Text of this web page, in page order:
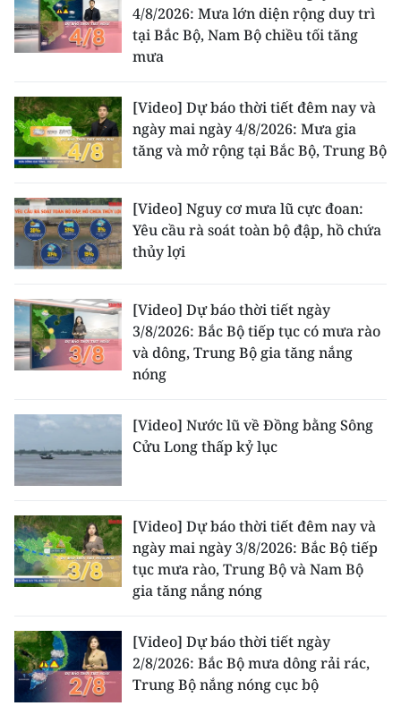
4/8/2026: Mưa lớn diện rộng duy trì
tại Bắc Bộ, Nam Bộ chiều tối tăng
mưa
[Video] Dự báo thời tiết đêm nay và
ngày mai ngày 4/8/2026: Mưa gia
tăng và mở rộng tại Bắc Bộ, Trung Bộ
[Video] Nguy cơ mưa lũ cực đoan:
Yêu cầu rà soát toàn bộ đập, hồ chứa
thủy lợi
[Video] Dự báo thời tiết ngày
3/8/2026: Bắc Bộ tiếp tục có mưa rào
và dông, Trung Bộ gia tăng nắng
nóng
[Video] Nước lũ về Đồng bằng Sông
Cửu Long thấp kỷ lục
[Video] Dự báo thời tiết đêm nay và
ngày mai ngày 3/8/2026: Bắc Bộ tiếp
tục mưa rào, Trung Bộ và Nam Bộ
gia tăng nắng nóng
[Video] Dự báo thời tiết ngày
2/8/2026: Bắc Bộ mưa dông rải rác,
Trung Bộ nắng nóng cục bộ